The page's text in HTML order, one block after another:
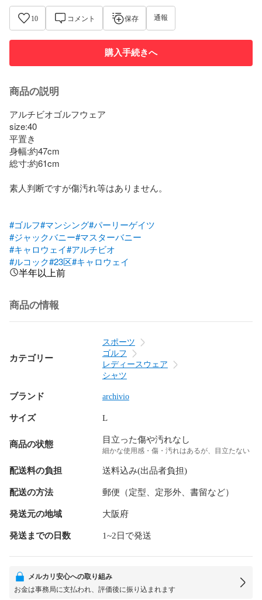
10 コメント 保存 通報
購入手続きへ
商品の説明
アルチビオゴルフウェア
size:40
平置き
身幅:約47cm
総寸:約61cm
素人判断ですが傷汚れ等はありません。
#ゴルフ#マンシング#パーリーゲイツ
#ジャックバニー#マスターバニー
#キャロウェイ#アルチビオ
#ルコック#23区#キャロウェイ
半年以上前
商品の情報
カテゴリー
スポーツ
ゴルフ
レディースウェア
シャツ
ブランド archivio
サイズ L
商品の状態 目立った傷や汚れなし
細かな使用感・傷・汚れはあるが、目立たない
配送料の負担 送料込み(出品者負担)
配送の方法 郵便（定型、定形外、書留など）
発送元の地域 大阪府
発送までの日数 1~2日で発送
メルカリ安心への取り組み
お金は事務局に支払われ、評価後に振り込まれます